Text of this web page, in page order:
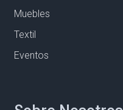
Muebles
Textil
Eventos